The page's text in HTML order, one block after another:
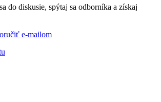
do diskusie, spýtaj sa odborníka a získaj
e-mailom